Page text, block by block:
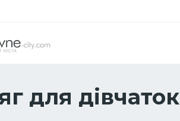
для дівчаток